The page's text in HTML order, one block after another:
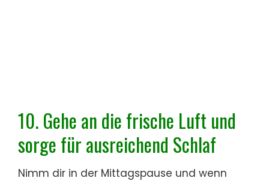
10. Gehe an die frische Luft und
sorge für ausreichend Schlaf
Nimm dir in der Mittagspause und wenn